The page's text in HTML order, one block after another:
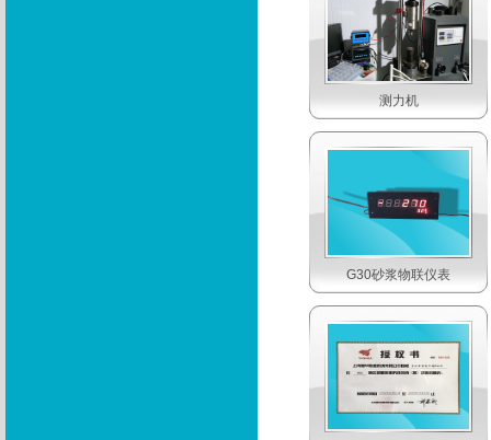
测力机
G30砂浆物联仪表